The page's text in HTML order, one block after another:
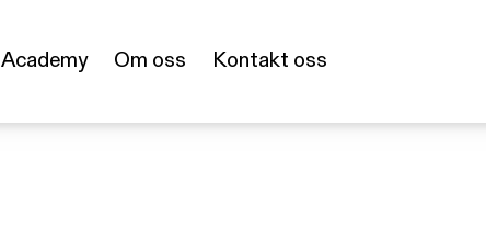
Academy Om oss Kontakt oss